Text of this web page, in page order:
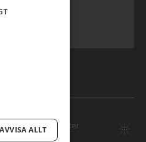
alla rättigheter
AVVISA ALLT